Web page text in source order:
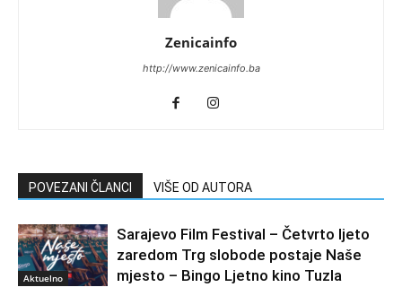
Zenicainfo
http://www.zenicainfo.ba
POVEZANI ČLANCI VIŠE OD AUTORA
Aktuelno
Sarajevo Film Festival – Četvrto ljeto
zaredom Trg slobode postaje Naše
mjesto – Bingo Ljetno kino Tuzla